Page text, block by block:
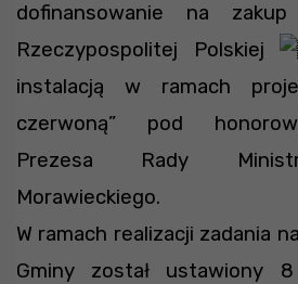
dofinansowanie na
Rzeczypospolitej Polskiej
instalacją w ramach
czerwoną” pod
Prezesa Rady
Morawieckiego.
W ramach realizacji zadania
Gminy został ustawiony